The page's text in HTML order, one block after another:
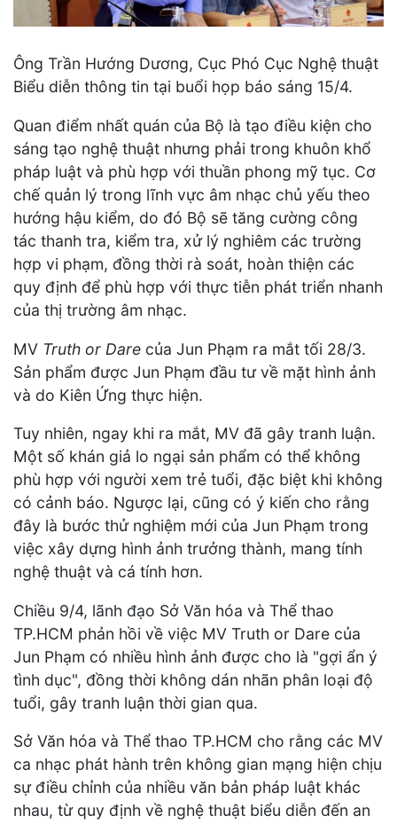
Ông Trần Hướng Dương, Cục Phó Cục Nghệ thuật
Biểu diễn thông tin tại buổi họp báo sáng 15/4.
Quan điểm nhất quán của Bộ là tạo điều kiện cho
sáng tạo nghệ thuật nhưng phải trong khuôn khổ
pháp luật và phù hợp với thuần phong mỹ tục. Cơ
chế quản lý trong lĩnh vực âm nhạc chủ yếu theo
hướng hậu kiểm, do đó Bộ sẽ tăng cường công
tác thanh tra, kiểm tra, xử lý nghiêm các trường
hợp vi phạm, đồng thời rà soát, hoàn thiện các
quy định để phù hợp với thực tiễn phát triển nhanh
của thị trường âm nhạc.
MV Truth or Dare của Jun Phạm ra mắt tối 28/3.
Sản phẩm được Jun Phạm đầu tư về mặt hình ảnh
và do Kiên Ứng thực hiện.
Tuy nhiên, ngay khi ra mắt, MV đã gây tranh luận.
Một số khán giả lo ngại sản phẩm có thể không
phù hợp với người xem trẻ tuổi, đặc biệt khi không
có cảnh báo. Ngược lại, cũng có ý kiến cho rằng
đây là bước thử nghiệm mới của Jun Phạm trong
việc xây dựng hình ảnh trưởng thành, mang tính
nghệ thuật và cá tính hơn.
Chiều 9/4, lãnh đạo Sở Văn hóa và Thể thao
TP.HCM phản hồi về việc MV Truth or Dare của
Jun Phạm có nhiều hình ảnh được cho là "gợi ẩn ý
tình dục", đồng thời không dán nhãn phân loại độ
tuổi, gây tranh luận thời gian qua.
Sở Văn hóa và Thể thao TP.HCM cho rằng các MV
ca nhạc phát hành trên không gian mạng hiện chịu
sự điều chỉnh của nhiều văn bản pháp luật khác
nhau, từ quy định về nghệ thuật biểu diễn đến an